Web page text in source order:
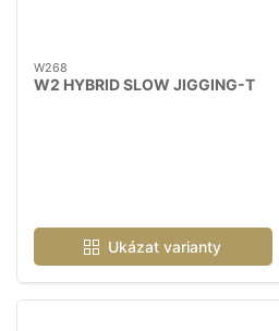
W268
W2 HYBRID SLOW JIGGING-T
Ukázat varianty